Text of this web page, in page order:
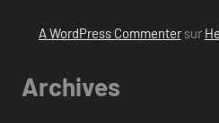
A WordPress Commentersur
Archives